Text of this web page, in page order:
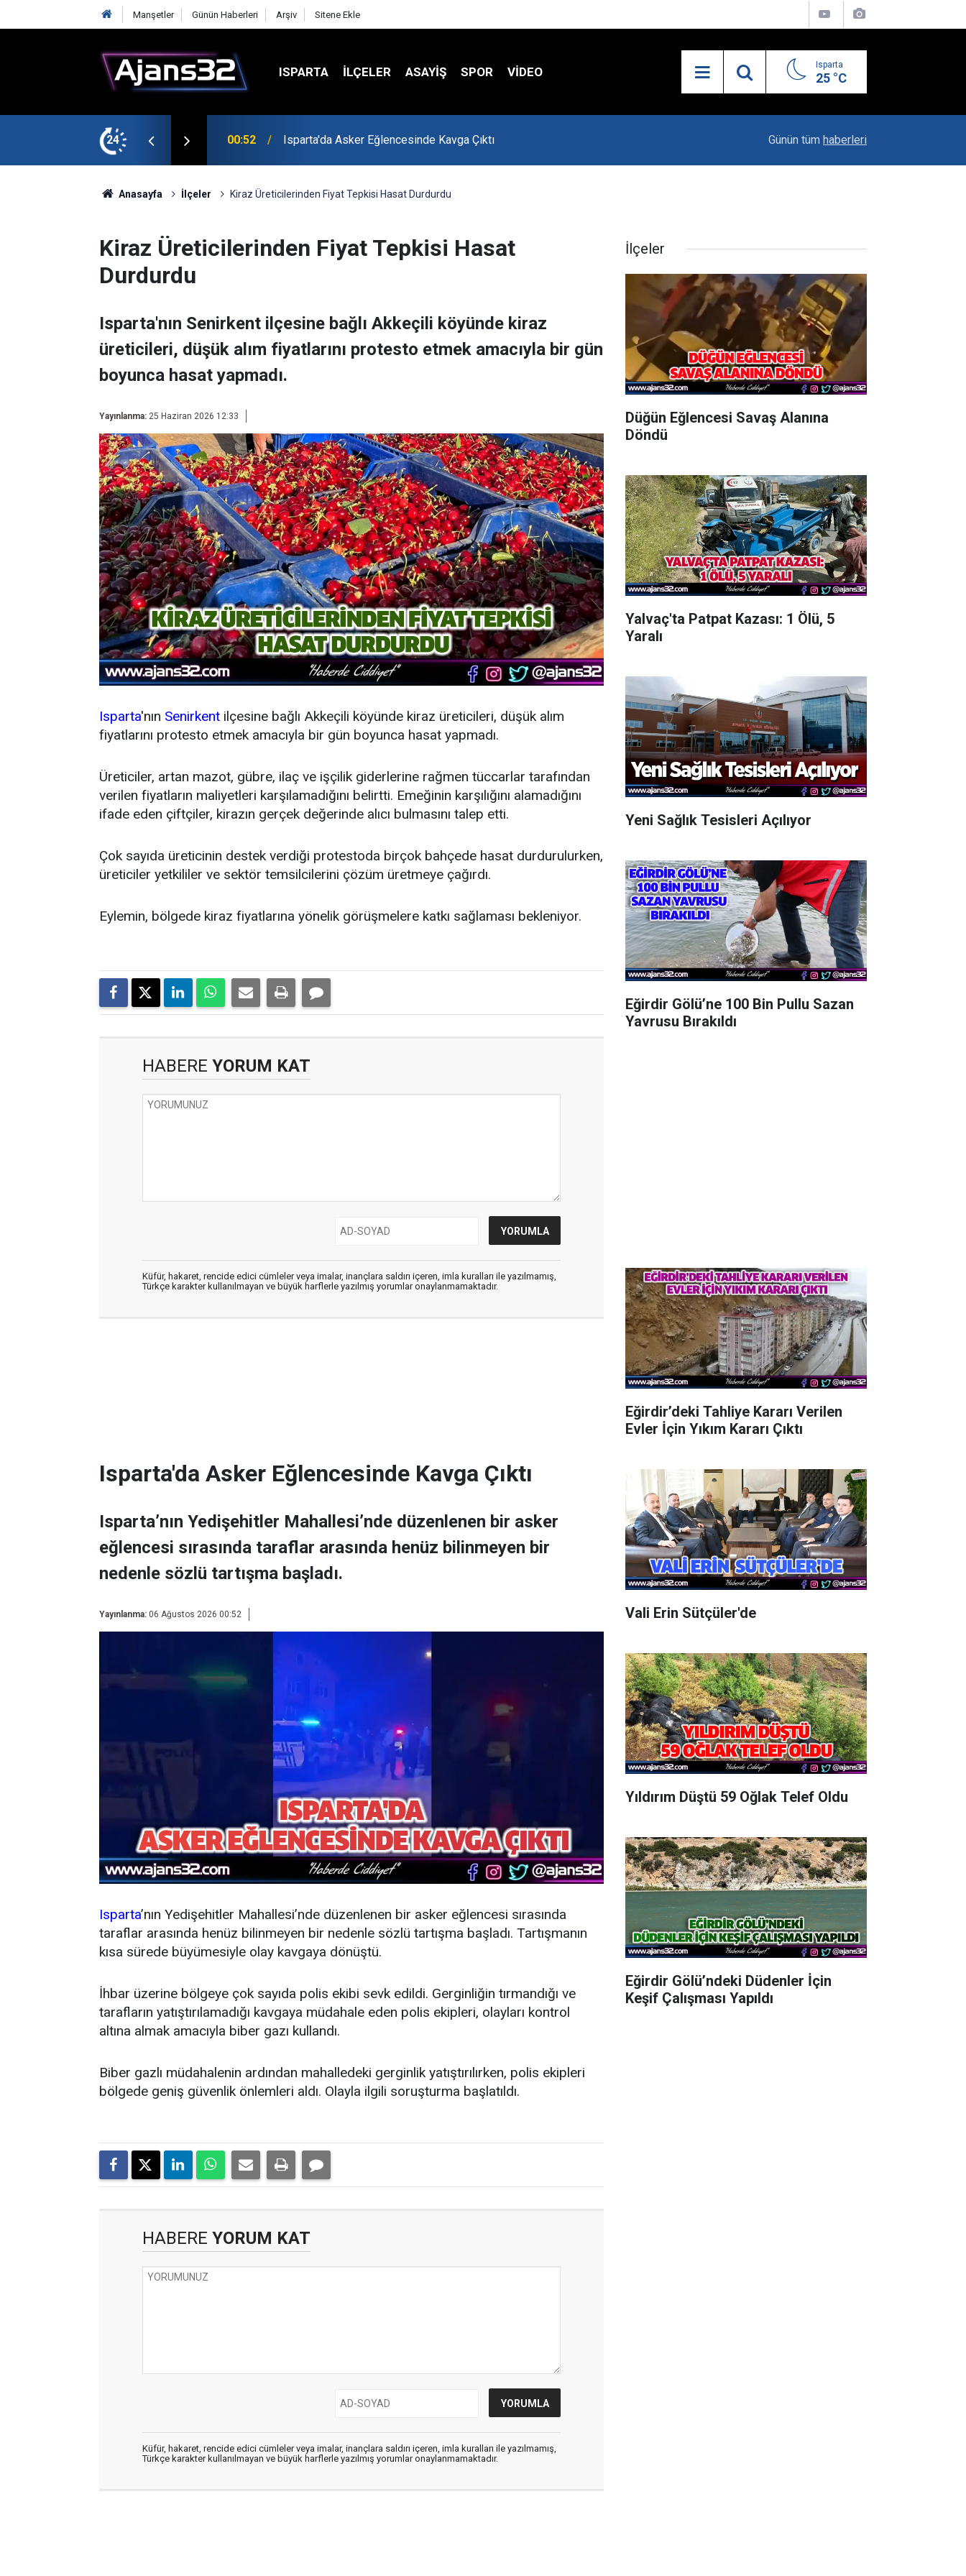
Manşetler Günün Haberleri Arşiv Sitene Ekle
ISPARTA İLÇELER ASAYİŞ SPOR VIDEO Isparta
25 °C
24 21:34 Uzaktan Hasta Değerlendirme Sistemi İle Yeni Dönem Başladı MHP’de İlçe Kongreleri Başlıyor
Günün tüm haberleri
Anasayfa İlçeler Kiraz Üreticilerinden Fiyat Tepkisi Hasat Durdurdu
Kiraz Üreticilerinden Fiyat Tepkisi Hasat
Durdurdu
Isparta'nın Senirkent ilçesine bağlı Akkeçili köyünde kiraz
üreticileri, düşük alım fiyatlarını protesto etmek amacıyla bir gün
boyunca hasat yapmadı.
Yayınlanma: 25 Haziran 2026 12:33
Isparta'nın Senirkent ilçesine bağlı Akkeçili köyünde kiraz üreticileri, düşük alım
fiyatlarını protesto etmek amacıyla bir gün boyunca hasat yapmadı.
Üreticiler, artan mazot, gübre, ilaç ve işçilik giderlerine rağmen tüccarlar tarafından
verilen fiyatların maliyetleri karşılamadığını belirtti. Emeğinin karşılığını alamadığını
ifade eden çiftçiler, kirazın gerçek değerinde alıcı bulmasını talep etti.
Çok sayıda üreticinin destek verdiği protestoda birçok bahçede hasat durdurulurken,
üreticiler yetkililer ve sektör temsilcilerini çözüm üretmeye çağırdı.
Eylemin, bölgede kiraz fiyatlarına yönelik görüşmelere katkı sağlaması bekleniyor.
HABERE YORUM KAT
Küfür, hakaret, rencide edici cümleler veya imalar, inançlara saldırı içeren, imla kuralları ile yazılmamış,
Türkçe karakter kullanılmayan ve büyük harflerle yazılmış yorumlar onaylanmamaktadır.
Isparta'da Asker Eğlencesinde Kavga Çıktı
Isparta’nın Yedişehitler Mahallesi’nde düzenlenen bir asker
eğlencesi sırasında taraflar arasında henüz bilinmeyen bir
nedenle sözlü tartışma başladı.
Yayınlanma: 06 Ağustos 2026 00:52
Isparta’nın Yedişehitler Mahallesi’nde düzenlenen bir asker eğlencesi sırasında
taraflar arasında henüz bilinmeyen bir nedenle sözlü tartışma başladı. Tartışmanın
kısa sürede büyümesiyle olay kavgaya dönüştü.
İhbar üzerine bölgeye çok sayıda polis ekibi sevk edildi. Gerginliğin tırmandığı ve
tarafların yatıştırılamadığı kavgaya müdahale eden polis ekipleri, olayları kontrol
altına almak amacıyla biber gazı kullandı.
Biber gazlı müdahalenin ardından mahalledeki gerginlik yatıştırılırken, polis ekipleri
bölgede geniş güvenlik önlemleri aldı. Olayla ilgili soruşturma başlatıldı.
HABERE YORUM KAT
Küfür, hakaret, rencide edici cümleler veya imalar, inançlara saldırı içeren, imla kuralları ile yazılmamış,
Türkçe karakter kullanılmayan ve büyük harflerle yazılmış yorumlar onaylanmamaktadır.
İlçeler
Düğün Eğlencesi Savaş Alanına
Döndü
Yalvaç'ta Patpat Kazası: 1 Ölü, 5
Yaralı
Yeni Sağlık Tesisleri Açılıyor
Eğirdir Gölü’ne 100 Bin Pullu Sazan
Yavrusu Bırakıldı
Eğirdir’deki Tahliye Kararı Verilen
Evler İçin Yıkım Kararı Çıktı
Vali Erin Sütçüler'de
Yıldırım Düştü 59 Oğlak Telef Oldu
Eğirdir Gölü’ndeki Düdenler İçin
Keşif Çalışması Yapıldı